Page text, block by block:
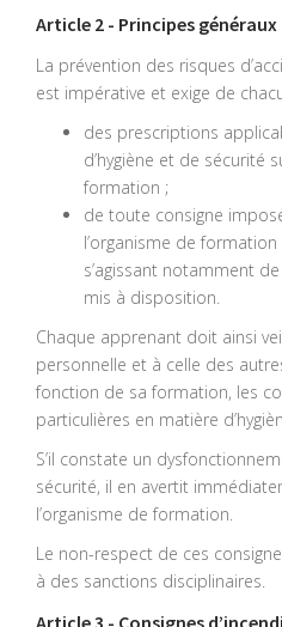
Article 2 - Principes généraux
La prévention des risques
est impérative et exige de
des prescriptions
d’hygiène et de sécurité
formation ;
de toute consigne
l’organisme de
s’agissant notamment
mis à disposition.
Chaque apprenant doit ainsi
personnelle et à celle des
fonction de sa formation, les
particulières en matière
S’il constate un
sécurité, il en avertit
l’organisme de formation.
Le non-respect de ces
à des sanctions disciplinaires.
Article 3 - Consignes